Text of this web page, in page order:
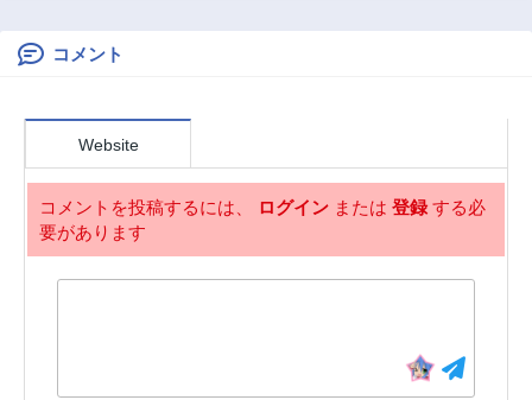
がセカンドライフ
コメント
Website
コメントを投稿するには、 ログイン または 登録する必
要があります